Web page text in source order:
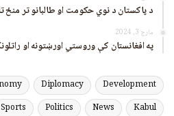
د پاکستان د نوي حکومت او طالبانو تر منځ
مارچ 3, 2024
په افغانستان کې وروستي اورښتونه او
Development
Diplomacy
Kabul
News
Politics
Sports